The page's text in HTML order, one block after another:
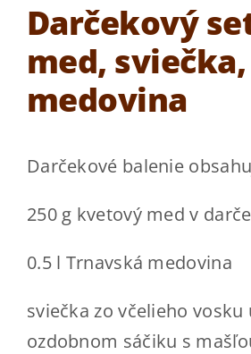
Aktuality
ESHOP
Darčekový
med, sviečka,
medovina
Darčekové balenie
250 g kvetový med v
0.5 l Trnavská medovina
sviečka zo včelieho vosku
ozdobnom sáčiku s